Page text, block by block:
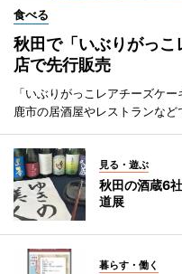
食べる
秋田で「いぶりがっ
店で先行販売
「いぶりがっこレアチーズケ
鹿市の居酒屋やレストランなど
見る・遊ぶ
秋田の酒蔵6
道展
暮らす・働く